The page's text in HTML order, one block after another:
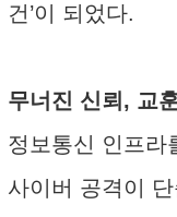
건’이 되었다.
무너진 신뢰, 교
정보통신 인프라
사이버 공격이